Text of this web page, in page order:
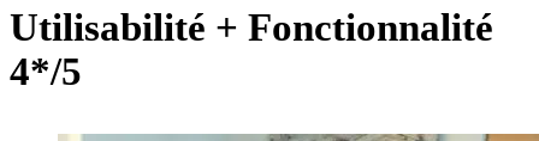
Utilisabilité + Fonctionnalité
4*/5